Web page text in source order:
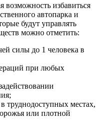
возможность избавиться
автопарка и
будут управлять
можно отметить:
силы до 1 человека в
при любых
труднодоступных местах,
или плотной